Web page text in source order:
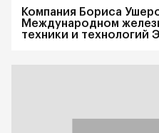
Компания Бориса
Международном
техники и технологий